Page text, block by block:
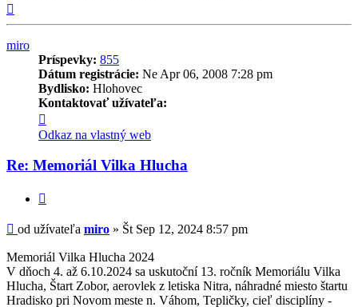
miro
Príspevky: 855
Dátum registrácie: Ne Apr 06, 2008 7:28 pm
Bydlisko: Hlohovec
Kontaktovať užívateľa:
informácie
užívateľa
-
miro
Odkaz na vlastný web
Re: Memoriál Vilka Hlucha
Príspevok
od užívateľa miro » Št Sep 12, 2024 8:57 pm
Memoriál Vilka Hlucha 2024
V dňoch 4. až 6.10.2024 sa uskutoční 13. ročník Memoriálu Vilka
Hlucha, Štart Zobor, aerovlek z letiska Nitra, náhradné miesto štartu
Hradisko pri Novom meste n. Váhom, Tepličky, cieľ disciplíny -